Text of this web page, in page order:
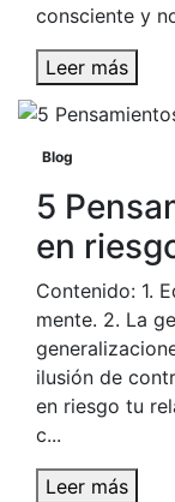
consciente y
Leer más
Blog
5
en
Contenido: 1.
mente. 2. La
ilusión de
en riesgo tu
c...
Leer más